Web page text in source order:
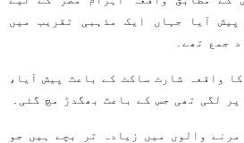
آیا جہاں ایک مذہبی تقریب میں
واقعہ شارٹ ساکٹ کے باعث پیش آیا،
لگی تھی جس کے باعث بھگدڑ مچ گئی۔
والوں میں زیادہ تر بچے ہیں جو